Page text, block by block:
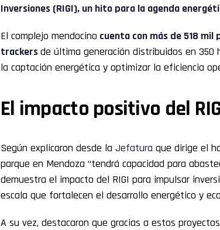
Inversiones (RIGI), un hito para la agenda
El complejo mendocino cuenta con más de 518
trackersde última generación distribuidos en 350
la captación energética y optimizar la eficiencia
El impacto positivo del
Según explicaron desde la Jefatura que dirige el
parque en Mendoza “tendrá capacidad para
demuestra el impacto del RIGI para impulsar
escala que fortalecen el desarrollo energético y
A su vez, destacaron que gracias a estos